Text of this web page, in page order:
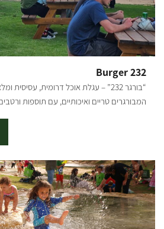
תקציר המסלול: ממבואת גמה - מן החניון נצא
שמאלה להשתלבות בסינגל הבשור, עד
בהמשך הסינגל התחברות למגיעים ממבואת
ממבואת גמה (שמאלה) או ממבואת בית הכנסת
צילום: אילן שחם *המידע מתוך אתרים לה
Burger 232
“בורגר 232” – עגלת אוכל דרומית,
המבורגרים טריים ואיכותיים, עם תוספות
מזמינים את כולם – לבוא לפתוח שולחן באוויר
טובה – מה צריך יותר מזה?! ייתכנו שינויים
להתעדכן לפני הגעה.